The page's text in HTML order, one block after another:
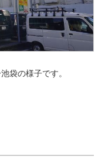
袋の様子です。